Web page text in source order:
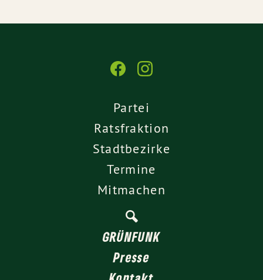
Partei
Ratsfraktion
Stadtbezirke
Termine
Mitmachen
GRÜNFUNK
Presse